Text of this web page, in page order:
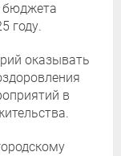
бюджета
году.
оказывать
в